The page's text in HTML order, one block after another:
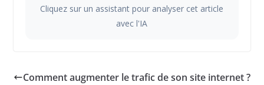
Cliquez sur un assistant pour analyser cet article
avec l'IA
Comment augmenter le trafic de son site internet ?